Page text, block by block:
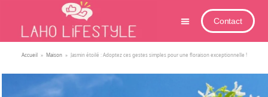
Contact
Accueil » Maison » Jasmin étoilé : Adoptez ces gestes simples pour une floraison exceptionnelle !